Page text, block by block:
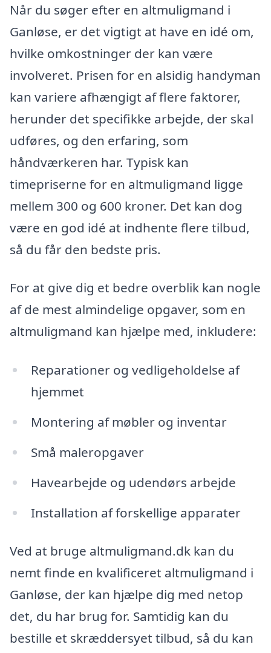
Når du søger efter en altmuligmand i
Ganløse, er det vigtigt at have en idé om,
hvilke omkostninger der kan være
involveret. Prisen for en alsidig handyman
kan variere afhængigt af flere faktorer,
herunder det specifikke arbejde, der skal
udføres, og den erfaring, som
håndværkeren har. Typisk kan
timepriserne for en altmuligmand ligge
mellem 300 og 600 kroner. Det kan dog
være en god idé at indhente flere tilbud,
så du får den bedste pris.
For at give dig et bedre overblik kan nogle
af de mest almindelige opgaver, som en
altmuligmand kan hjælpe med, inkludere:
Reparationer og vedligeholdelse af
hjemmet
Montering af møbler og inventar
Små maleropgaver
Havearbejde og udendørs arbejde
Installation af forskellige apparater
Ved at bruge altmuligmand.dk kan du
nemt finde en kvalificeret altmuligmand i
Ganløse, der kan hjælpe dig med netop
det, du har brug for. Samtidig kan du
bestille et skræddersyet tilbud, så du kan